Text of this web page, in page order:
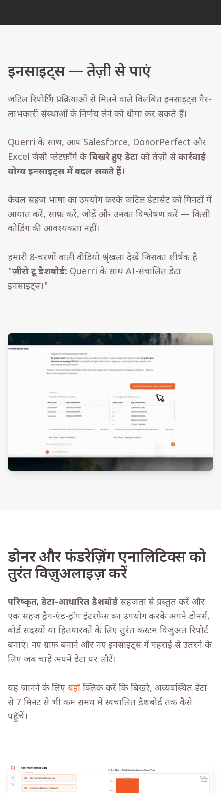
इनसाइट्स — तेज़ी से पाएं
जटिल रिपोर्टिंग प्रक्रियाओं से मिलने वाले विलंबित इनसाइट्स गैर-
लाभकारी संस्थाओं के निर्णय लेने को धीमा कर सकते हैं।
Querri के साथ, आप Salesforce, DonorPerfect और
Excel जैसी प्लेटफ़ॉर्म के बिखरे हुए डेटा को तेज़ी सेकार्रवाई
योग्य इनसाइट्स में बदल सकते हैं।
केवल सहज भाषा का उपयोग करके जटिल डेटासेट को मिनटों में
आयात करें, साफ़ करें, जोड़ें और उनका विश्लेषण करें — किसी
कोडिंग की आवश्यकता नहीं।
हमारी 8-चरणों वाली वीडियो श्रृंखला देखें जिसका शीर्षक है
"ज़ीरो टू डैशबोर्ड: Querri के साथ AI-संचालित डेटा
इनसाइट्स।"
डोनर और फंडरेज़िंग एनालिटिक्स को
तुरंत विज़ुअलाइज़ करें
परिष्कृत, डेटा-आधारित डैशबोर्ड सहजता से प्रस्तुत करें और
एक सहज ड्रैग-एंड-ड्रॉप इंटरफ़ेस का उपयोग करके अपने डोनर्स,
बोर्ड सदस्यों या हितधारकों के लिए तुरंत कस्टम विज़ुअल रिपोर्ट
बनाएं। नए ग्राफ़ बनाने और नए इनसाइट्स में गहराई से उतरने के
लिए जब चाहें अपने डेटा पर लौटें।
यह जानने के लिए यहाँ क्लिक करें कि बिखरे, अव्यवस्थित डेटा
से 7 मिनट से भी कम समय में स्वचालित डैशबोर्ड तक कैसे
पहुँचें।